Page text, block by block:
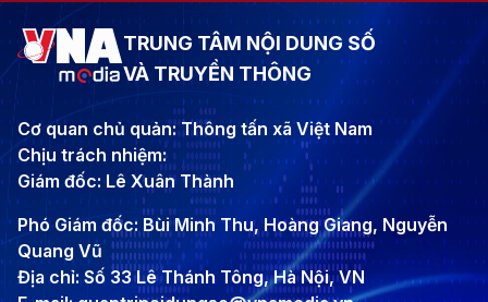
TRUNG TÂM NỘI DUNG SỐ
VÀ TRUYỀN THÔNG
Cơ quan chủ quản: Thông tấn xã Việt Nam
Chịu trách nhiệm:
Giám đốc: Lê Xuân Thành
Phó Giám đốc: Bùi Minh Thu, Hoàng Giang, Nguyễn
Quang Vũ
Địa chỉ: Số 33 Lê Thánh Tông, Hà Nội, VN